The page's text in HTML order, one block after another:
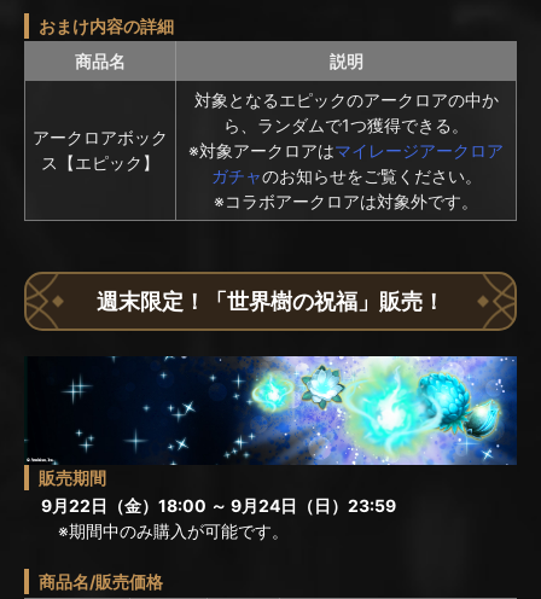
おまけ内容の詳細
商品名
説明
アークロアボック
ス【エピック】
対象となるエピックのアークロアの中か
ら、ランダムで1つ獲得できる。
※対象アークロアはマイレージアークロア
ガチャのお知らせをご覧ください。
※コラボアークロアは対象外です。
週末限定！「世界樹の祝福」販売！
販売期間
9月22日（金）18:00 ～ 9月24日（日）23:59
※期間中のみ購入が可能です。
商品名/販売価格